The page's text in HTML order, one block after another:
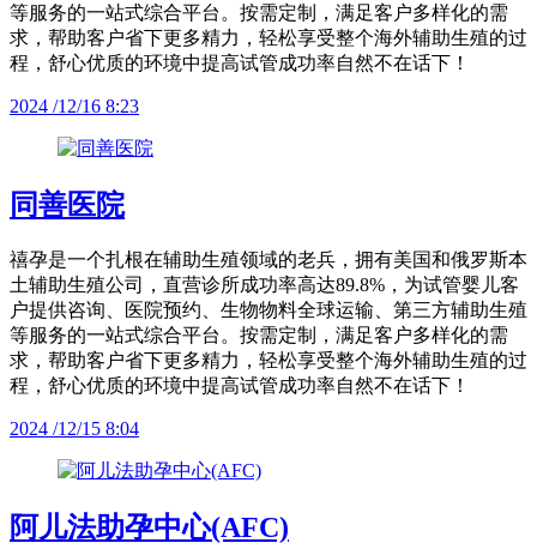
等服务的一站式综合平台。按需定制，满足客户多样化的需
求，帮助客户省下更多精力，轻松享受整个海外辅助生殖的过
程，舒心优质的环境中提高试管成功率自然不在话下！
2024 /12/16 8:23
同善医院
禧孕是一个扎根在辅助生殖领域的老兵，拥有美国和俄罗斯本
土辅助生殖公司，直营诊所成功率高达89.8%，为试管婴儿客
户提供咨询、医院预约、生物物料全球运输、第三方辅助生殖
等服务的一站式综合平台。按需定制，满足客户多样化的需
求，帮助客户省下更多精力，轻松享受整个海外辅助生殖的过
程，舒心优质的环境中提高试管成功率自然不在话下！
2024 /12/15 8:04
阿儿法助孕中心(AFC)